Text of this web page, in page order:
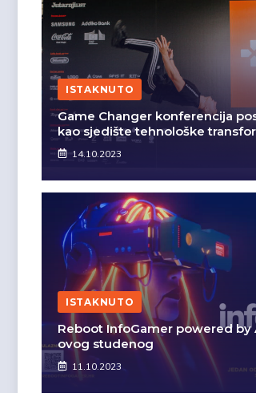
ISTAKNUTO
Game Changer konferencija
kao sjedište tehnološke
14.10.2023
ISTAKNUTO
Reboot InfoGamer powered by
ovog studenog
11.10.2023